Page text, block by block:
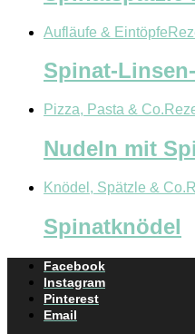
Aufläufe & Eintöpfe
Spinat-
Pizza, Pasta & Co.
Nudeln mit
Knödel, Spätzle & Co.
Spinatknödel
Facebook
Instagram
Pinterest
Email